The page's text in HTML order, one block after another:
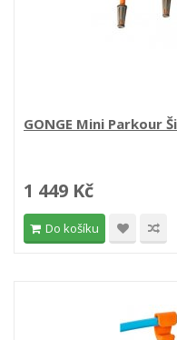
GONGE Mini Parkour
1 449 Kč
Do košíku